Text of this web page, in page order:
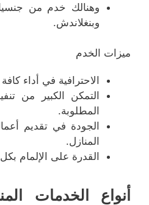
وهنالك خدم من
وبنغلاندش.
ميزات الخدم
الاحترافية في أداء
التمكن الكبير من
المطلوبة.
الجودة في تقديم
المنازل.
القدرة على الإلمام
أنواع الخدمات